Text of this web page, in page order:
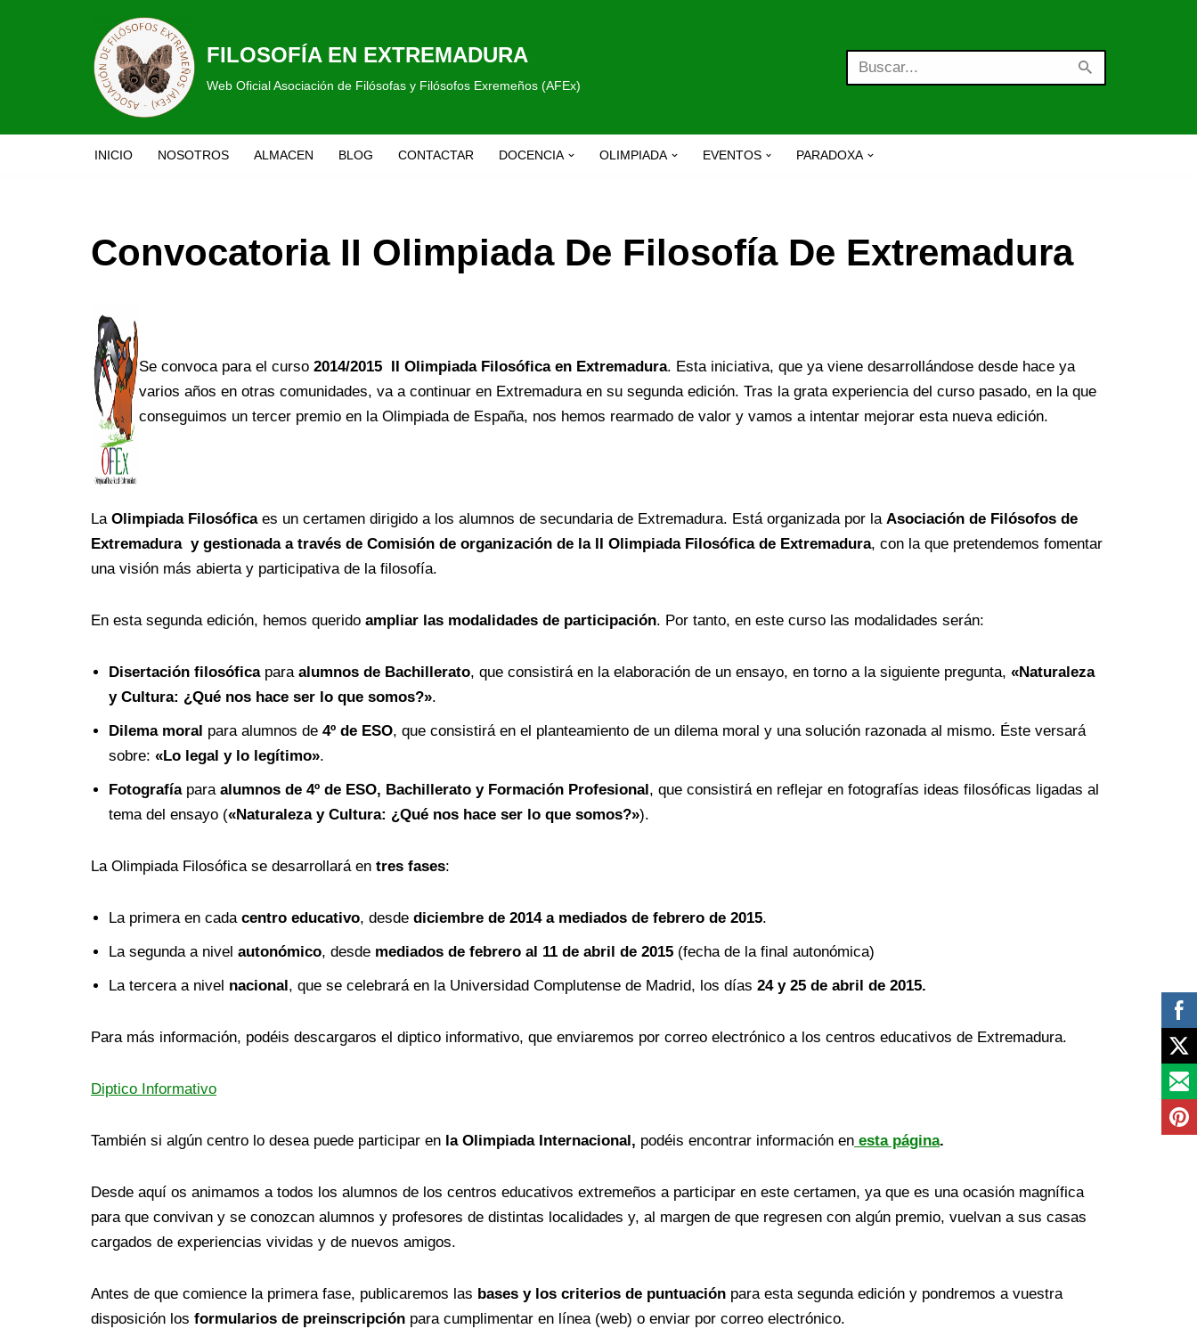
FILOSOFÍA EN EXTREMADURA
Web Oficial Asociación de Filósofas y Filósofos Exremeños (AFEx)
INICIO NOSOTROS ALMACEN BLOG CONTACTAR DOCENCIA OLIMPIADA EVENTOS PARADOXA
Convocatoria II Olimpiada De Filosofía De Extremadura
Se convoca para el curso2014/2015 II Olimpiada Filosófica en Extremadura. Esta iniciativa, que ya viene desarrollándose desde hace ya
varios años en otras comunidades, va a continuar en Extremadura en su segunda edición. Tras la grata experiencia del curso pasado, en la que
conseguimos un tercer premio en la Olimpiada de España, nos hemos rearmado de valor y vamos a intentar mejorar esta nueva edición.
La Olimpiada Filosóficaes un certamen dirigido a los alumnos de secundaria de Extremadura. Está organizada por la Asociación de Filósofos de
Extremadura y gestionada a través de Comisión de organización de la II Olimpiada Filosófica de Extremadura, con la que pretendemos fomentar
una visión más abierta y participativa de la filosofía.
En esta segunda edición, hemos querido ampliar las modalidades de participación. Por tanto, en este curso las modalidades serán:
Disertación filosófica para alumnos de Bachillerato, que consistirá en la elaboración de un ensayo, en torno a la siguiente pregunta, «Naturaleza
y Cultura: ¿Qué nos hace ser lo que somos?».
Dilema moral para alumnos de 4º de ESO, que consistirá en el planteamiento de un dilema moral y una solución razonada al mismo. Éste versará
sobre: «Lo legal y lo legítimo».
Fotografíapara alumnos de 4º de ESO, Bachillerato y Formación Profesional , que consistirá en reflejar en fotografías ideas filosóficas ligadas al
tema del ensayo («Naturaleza y Cultura: ¿Qué nos hace ser lo que somos?»).
La Olimpiada Filosófica se desarrollará en tres fases:
La primera en cada centro educativo, desde diciembre de 2014 a mediados de febrero de 2015.
La segunda a nivel autonómico, desde mediados de febrero al 11 de abril de 2015 (fecha de la final autonómica)
La tercera a nivel nacional , que se celebrará en la Universidad Complutense de Madrid, los días 24 y 25 de abril de 2015.
Para más información, podéis descargaros el diptico informativo, que enviaremos por correo electrónico a los centros educativos de Extremadura.
Diptico Informativo
También si algún centro lo desea puede participar en la Olimpiada Internacional, podéis encontrar información en esta página.
Desde aquí os animamos a todos los alumnos de los centros educativos extremeños a participar en este certamen, ya que es una ocasión magnífica
para que convivan y se conozcan alumnos y profesores de distintas localidades y, al margen de que regresen con algún premio, vuelvan a sus casas
cargados de experiencias vividas y de nuevos amigos.
Antes de que comience la primera fase, publicaremos las bases y los criterios de puntuación para esta segunda edición y pondremos a vuestra
disposición los formularios de preinscripción para cumplimentar en línea (web) o enviar por correo electrónico.